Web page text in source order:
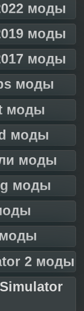
моды
моды
моды
моды
моды
моды
моды
моды
2 моды